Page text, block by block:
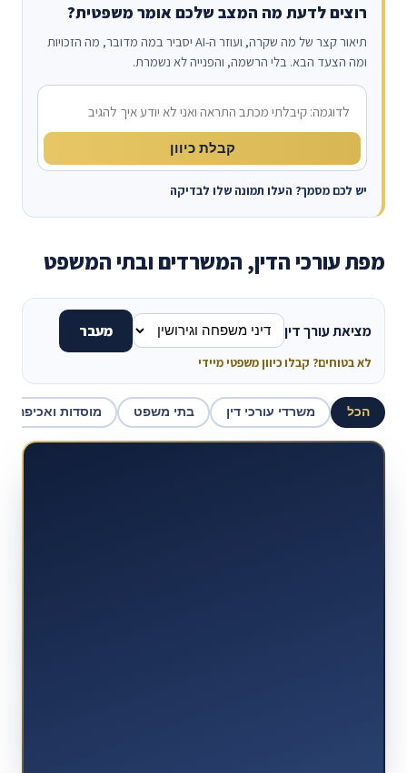
רוצים לדעת מה המצב שלכם אומר משפטית?
תיאור קצר של מה שקרה, ועוזר ה-AI יסביר במה מדובר, מה הזכויות
ומה הצעד הבא. בלי הרשמה, והפנייה לא נשמרת.
מה קרה?
קבלת כיוון
יש לכם מסמך? העלו תמונה שלו לבדיקה
מפת עורכי הדין, המשרדים ובתי המשפט
מציאת עורך דין מעבר
לא בטוחים? קבלו כיוון משפטי מיידי
הכל משרדי עורכי דין בתי משפט מוסדות ואכיפה